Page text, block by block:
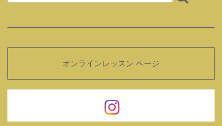
オンラインレッスン ページ